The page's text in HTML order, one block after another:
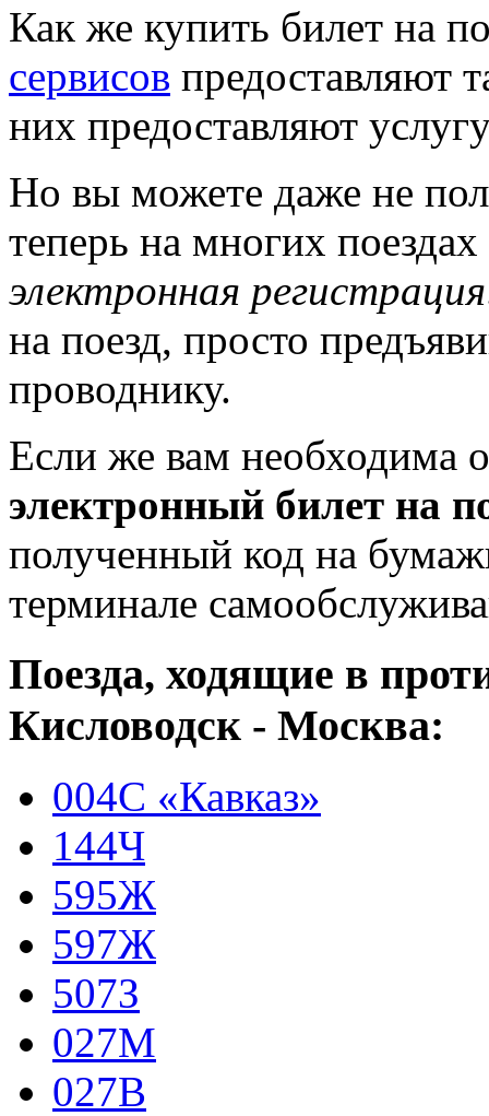
Как же купить билет на
сервисов предоставляют
них предоставляют
Но вы можете даже не
теперь на многих
электронная регистрация
на поезд, просто
проводнику.
Если же вам необходима
электронный билет на
полученный код на
терминале
Поезда, ходящие в
Кисловодск - Москва:
004С «Кавказ»
144Ч
595Ж
597Ж
507З
027М
027В